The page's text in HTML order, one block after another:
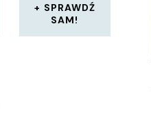
SPRAWDŹ
SAM!